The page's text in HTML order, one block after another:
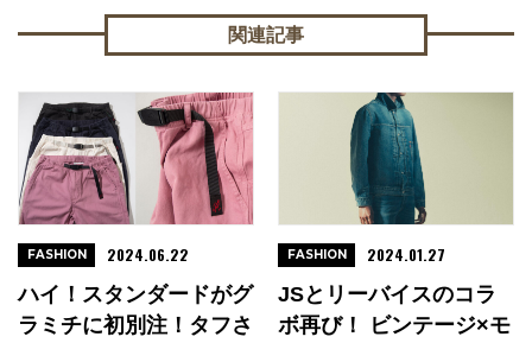
関連記事
ハイ！スタンダードがグ
ラミチに初別注！タフさ
FASHION 2024.06.22
JSとリーバイスのコラ
ボ再び！ ビンテージ×モ
FASHION 2024.01.27